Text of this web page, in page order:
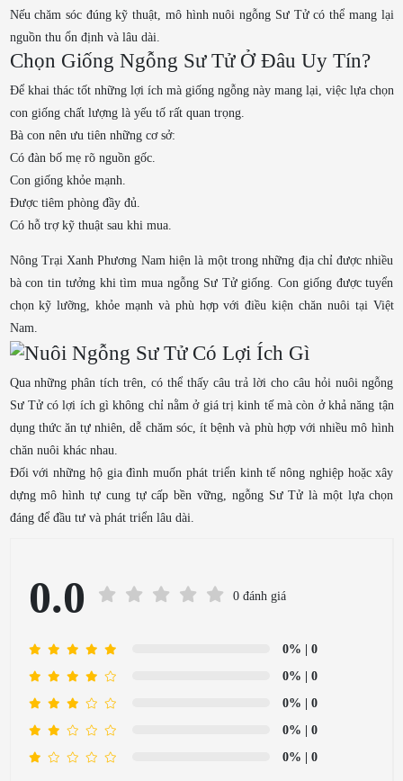
Nếu chăm sóc đúng kỹ thuật, mô hình nuôi ngỗng Sư Tử có thể mang lại
nguồn thu ổn định và lâu dài.
Chọn Giống Ngỗng Sư Tử Ở Đâu Uy Tín?
Để khai thác tốt những lợi ích mà giống ngỗng này mang lại, việc lựa chọn
con giống chất lượng là yếu tố rất quan trọng.
Bà con nên ưu tiên những cơ sở:
Có đàn bố mẹ rõ nguồn gốc.
Con giống khỏe mạnh.
Được tiêm phòng đầy đủ.
Có hỗ trợ kỹ thuật sau khi mua.
Nông Trại Xanh Phương Nam hiện là một trong những địa chỉ được nhiều
bà con tin tưởng khi tìm mua ngỗng Sư Tử giống. Con giống được tuyển
chọn kỹ lưỡng, khỏe mạnh và phù hợp với điều kiện chăn nuôi tại Việt
Nam.
Qua những phân tích trên, có thể thấy câu trả lời cho câu hỏi nuôi ngỗng
Sư Tử có lợi ích gì không chỉ nằm ở giá trị kinh tế mà còn ở khả năng tận
dụng thức ăn tự nhiên, dễ chăm sóc, ít bệnh và phù hợp với nhiều mô hình
chăn nuôi khác nhau.
Đối với những hộ gia đình muốn phát triển kinh tế nông nghiệp hoặc xây
dựng mô hình tự cung tự cấp bền vững, ngỗng Sư Tử là một lựa chọn
đáng để đầu tư và phát triển lâu dài.
0.0 0 đánh giá
0% | 0
0% | 0
0% | 0
0% | 0
0% | 0